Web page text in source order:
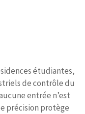
étudiantes,
de contrôle du
entrée n’est
précision protège